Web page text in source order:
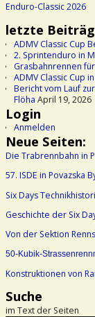
Enduro-Classic 2026
letzte
ADMV Classic Cup
2. Sprintenduro in
Grasbahnrennen
ADMV Classic Cup
Bericht vom Lauf
Flöha April 19, 2026
Login
Anmelden
Neue Seiten:
Die Trabrennbahn in
57. ISDE in Povazska
Six Days
Geschichte der Six
Von der Sektion
50-Kubik-
Konstruktionen von
Suche
im Text der Seiten